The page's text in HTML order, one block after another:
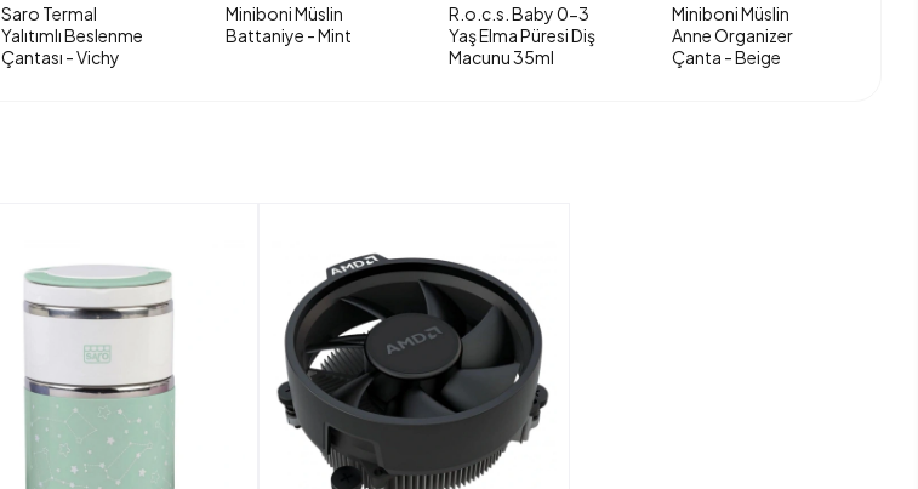
Saro Termal
Yalıtımlı Beslenme
Çantası - Vichy
Miniboni Müslin
Battaniye - Mint
R.o.c.s. Baby 0-3
Yaş Elma Püresi Diş
Macunu 35ml
Miniboni Müslin
Anne Organizer
Çanta - Beige